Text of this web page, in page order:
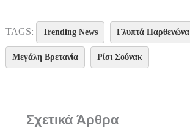
TAGS: Trending News Γλυπτά Παρθενώνα
Μεγάλη Βρετανία Ρίσι Σούνακ
Σχετικά Άρθρα